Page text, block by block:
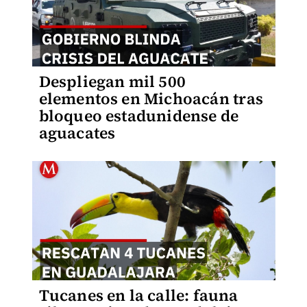
Despliegan mil 500
elementos en Michoacán tras
bloqueo estadunidense de
aguacates
Tucanes en la calle: fauna